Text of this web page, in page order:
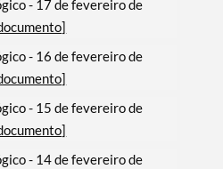
- 17 de fevereiro de
- 16 de fevereiro de
- 15 de fevereiro de
- 14 de fevereiro de